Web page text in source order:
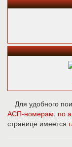
Для удобного
АСП-номерам, по
странице имеется